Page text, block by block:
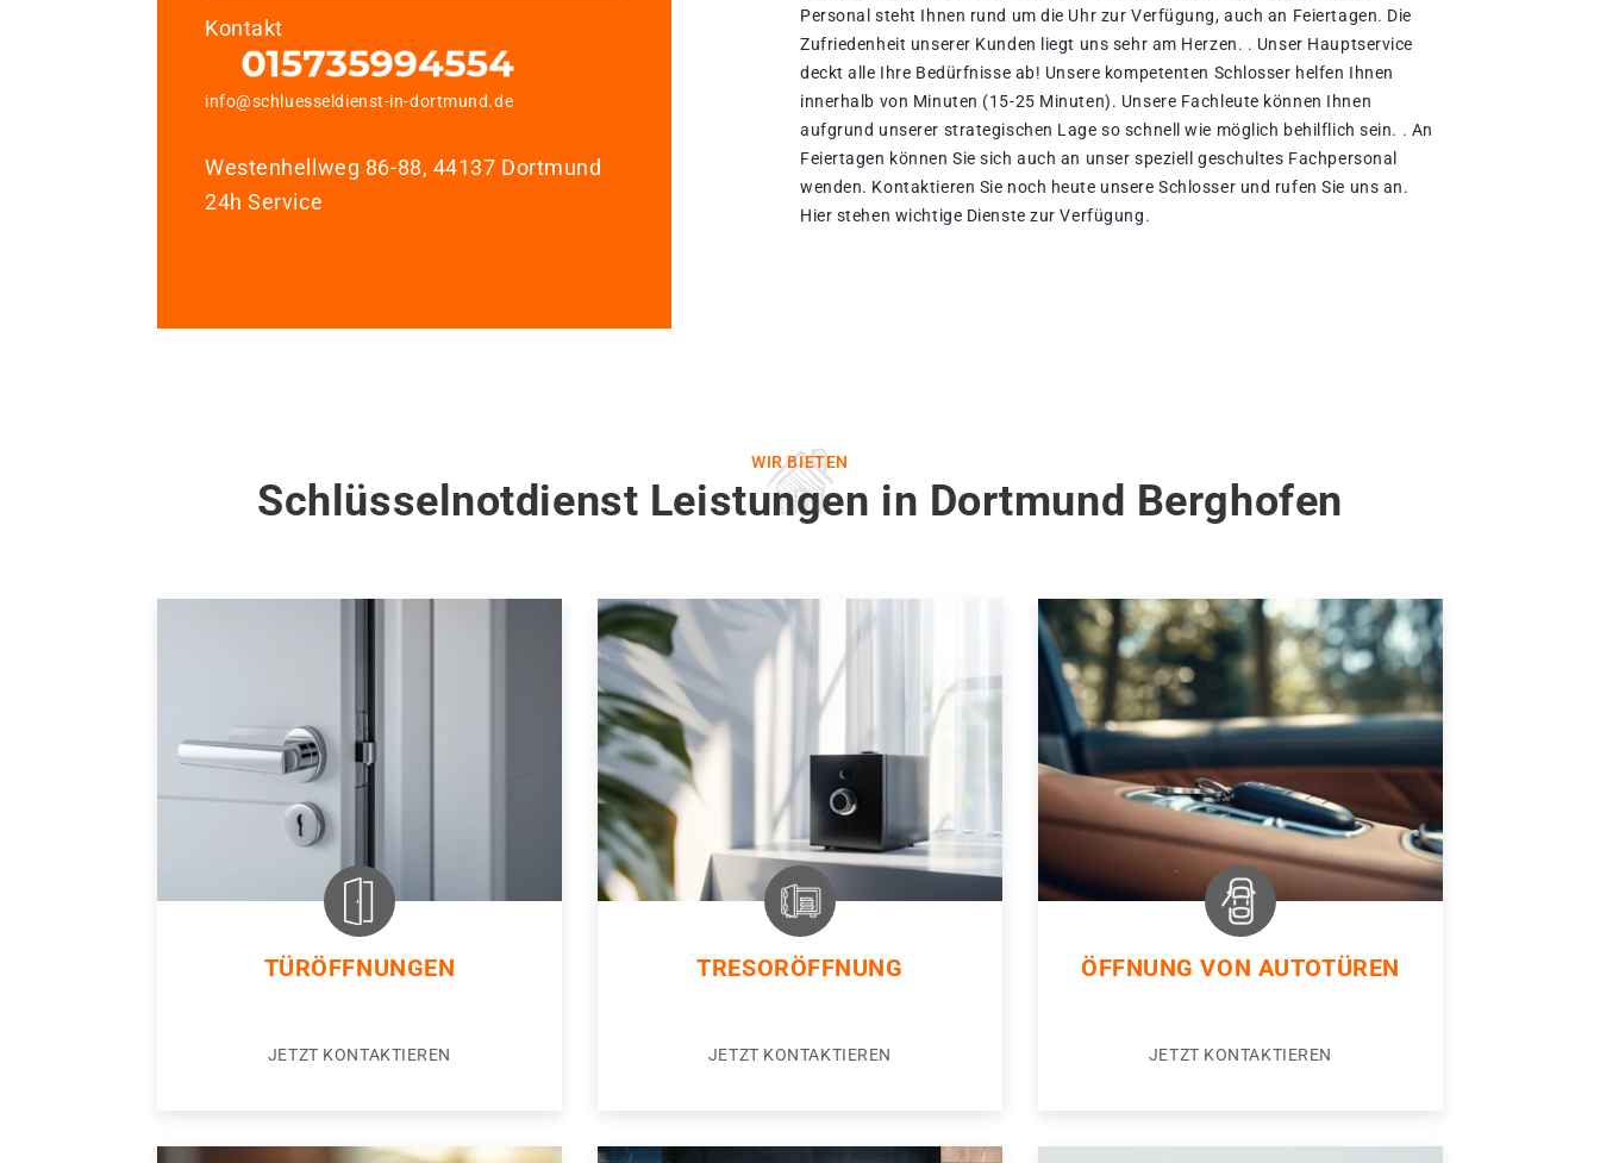
Kontakt
info@schluesseldienst-in-dortmund.de
Westenhellweg 86-88, 44137 Dortmund
24h Service
Personal steht Ihnen rund um die Uhr zur Verfügung, auch an Feiertagen. Die
Zufriedenheit unserer Kunden liegt uns sehr am Herzen. . Unser Hauptservice
deckt alle Ihre Bedürfnisse ab! Unsere kompetenten Schlosser helfen Ihnen
innerhalb von Minuten (15-25 Minuten). Unsere Fachleute können Ihnen
aufgrund unserer strategischen Lage so schnell wie möglich behilflich sein. . An
Feiertagen können Sie sich auch an unser speziell geschultes Fachpersonal
wenden. Kontaktieren Sie noch heute unsere Schlosser und rufen Sie uns an.
Hier stehen wichtige Dienste zur Verfügung.
WIR BIETEN
Schlüsselnotdienst Leistungen in Dortmund Berghofen
TÜRÖFFNUNGEN
JETZT KONTAKTIEREN
TRESORÖFFNUNG
JETZT KONTAKTIEREN
ÖFFNUNG VON AUTOTÜREN
JETZT KONTAKTIEREN